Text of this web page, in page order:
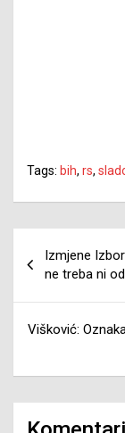
Tags: bih, rs,
članaka
Izmjene
ne treba ni
Višković: